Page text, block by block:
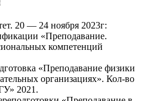
20 — 24 ноября 2023г:
«Преподавание.
компетенций
«Преподавание физики
организациях». Кол-во
2021.